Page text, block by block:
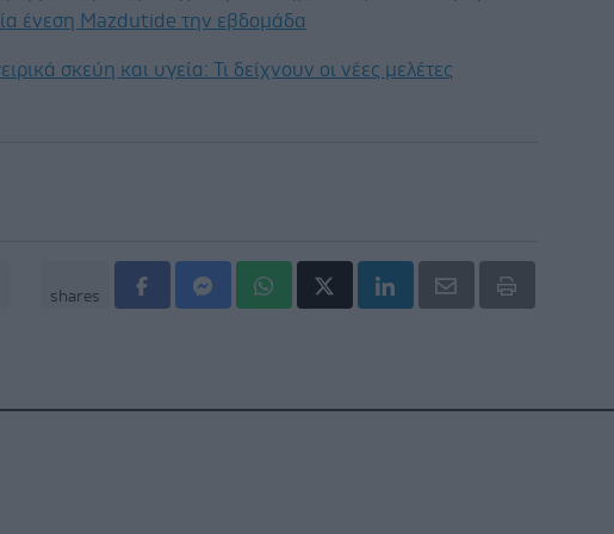
ένεση Mazdutide την εβδομάδα
σκεύη και υγεία: Τι δείχνουν οι νέες μελέτες
shares